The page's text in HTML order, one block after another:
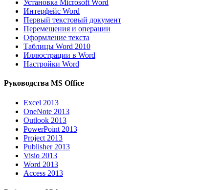
Установка Microsoft Word
Интерфейс Word
Первый текстовый документ
Перемещения и операции
Оформление текста
Таблицы Word 2010
Иллюстрации в Word
Настройки Word
Руководства MS Office
Excel 2013
OneNote 2013
Outlook 2013
PowerPoint 2013
Project 2013
Publisher 2013
Visio 2013
Word 2013
Access 2013